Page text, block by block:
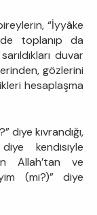
“İyyâke
toplanıp da
duvar
gözlerini
hesaplaşma
diye kıvrandığı,
kendisiyle
Allah’tan ve
(mi?)” diye